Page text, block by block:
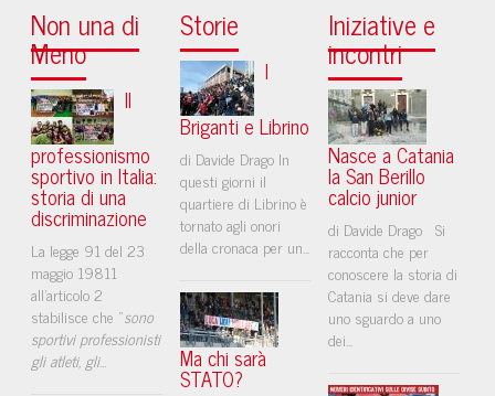
Non una di
Meno
Il
professionismo
sportivo in Italia:
storia di una
discriminazione
La legge 91 del 23
maggio 19811
all’articolo 2
stabilisce che “sono
sportivi professionisti
gli atleti, gli...
Storie
I
Briganti e Librino
di Davide Drago In
questi giorni il
quartiere di Librino è
tornato agli onori
della cronaca per un...
Ma chi sarà
STATO?
Iniziative e
incontri
Nasce a Catania
la San Berillo
calcio junior
di Davide Drago Si
racconta che per
conoscere la storia di
Catania si deve dare
uno sguardo a uno
dei...